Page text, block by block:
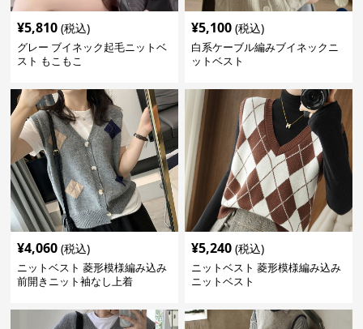
¥5,810 (税込)
グレー ブイネック起毛ニットベ
スト もこもこ
¥5,100 (税込)
白系ケーブル編みブイネックニ
ットベスト
¥4,060 (税込)
ニットベスト 菱形模様編み込み
前開きニット袖なし上着
¥5,240 (税込)
ニットベスト 菱形模様編み込み
ニットベスト